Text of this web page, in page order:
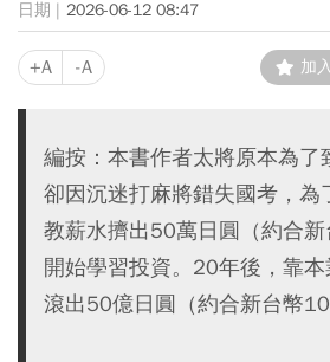
2026-06-12 08:47
+A -A 加
編按：本書作者太將原本為了
卻因沉迷打麻將錯失國考，為
教薪水擠出50萬日圓（約合新
開始學習投資。20年後，靠本
滾出50億日圓（約合新台幣10